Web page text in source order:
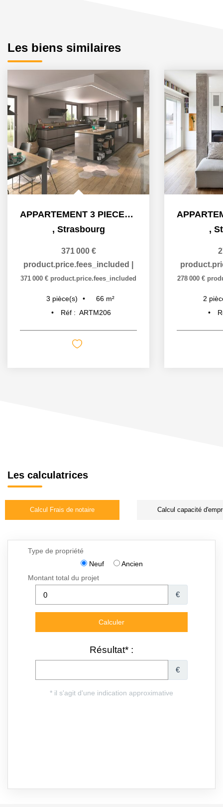
Les biens similaires
APPARTEMENT 3 PIECES NEUF À STRASBOURG ART MODERNE - GARE
, Strasbourg
371 000 €
product.price.fees_included
371 000 € product.price.fees_included
3 pièce(s) 66 m²
Réf : ARTM206
,
278 000 €
2
Les calculatrices
Calcul Frais de notaire Calcul capacité